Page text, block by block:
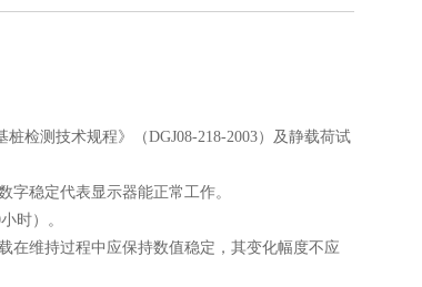
检测技术规程》（DGJ08-218-2003）及静载荷试
字稳定代表显示器能正常工作。
时）。
在维持过程中应保持数值稳定，其变化幅度不应